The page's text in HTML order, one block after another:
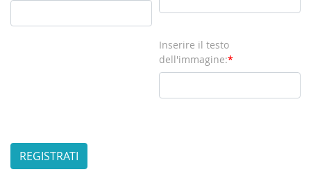
Inserire il testo
dell'immagine:*